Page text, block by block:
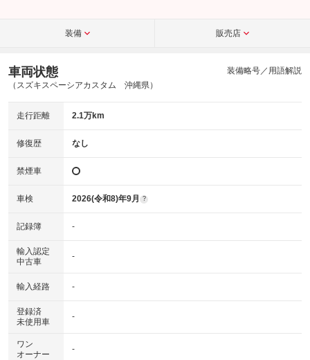
装備 販売店
車両状態
（スズキスペーシアカスタム 沖縄県）
装備略号／用語解説
走行距離 2.1万km
修復歴 なし
禁煙車
車検 2026(令和8)年9月 ?
記録簿 -
輸入認定
中古車
-
輸入経路 -
登録済
未使用車
-
ワン
オーナー
-